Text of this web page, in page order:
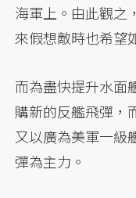
海軍上。由此觀之
來假想敵時也希望
而為盡快提升水面
購新的反艦飛彈，
又以廣為美軍一級
彈為主力。